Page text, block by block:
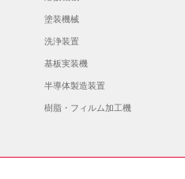
塗装機械
洗浄装置
基板実装機
半導体製造装置
樹脂・フィルム加工機